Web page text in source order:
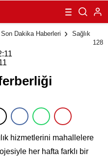
Dakika Haberleri
Sağlık
128
hizmetlerini mahallelere
her hafta farklı bir